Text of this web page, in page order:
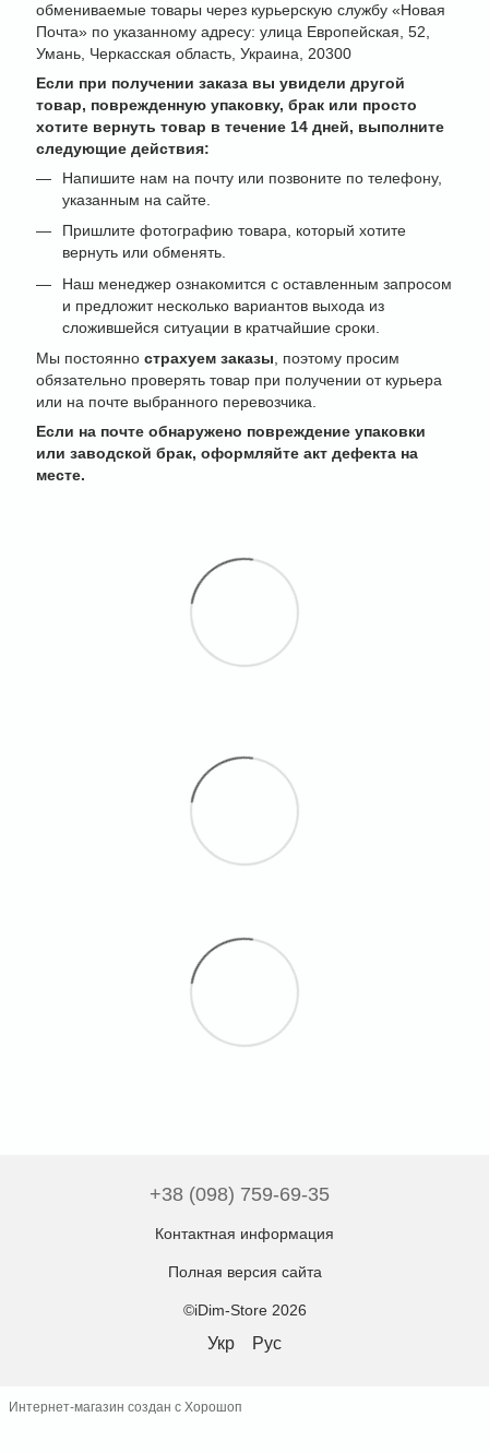
обмениваемые товары через курьерскую службу «Новая
Почта» по указанному адресу: улица Европейская, 52,
Умань, Черкасская область, Украина, 20300
Если при получении заказа вы увидели другой
товар, поврежденную упаковку, брак или просто
хотите вернуть товар в течение 14 дней, выполните
следующие действия:
Напишите нам на почту или позвоните по телефону,
указанным на сайте.
Пришлите фотографию товара, который хотите
вернуть или обменять.
Наш менеджер ознакомится с оставленным запросом
и предложит несколько вариантов выхода из
сложившейся ситуации в кратчайшие сроки.
Мы постоянно страхуем заказы , поэтому просим
обязательно проверять товар при получении от курьера
или на почте выбранного перевозчика.
Если на почте обнаружено повреждение упаковки
или заводской брак, оформляйте акт дефекта на
месте.
+38 (098) 759-69-35
Контактная информация
Полная версия сайта
©iDim-Store 2026
Укр Рус
Интернет-магазин создан с Хорошоп